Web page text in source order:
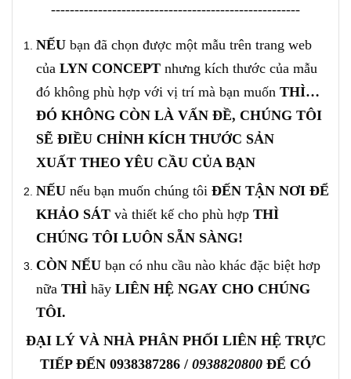
-----------------------------------------------------
NẾU bạn đã chọn được một mẫu trên trang web
của LYN CONCEPT nhưng kích thước của mẫu
đó không phù hợp với vị trí mà bạn muốn THÌ…
ĐÓ KHÔNG CÒN LÀ VẤN ĐỀ, CHÚNG TÔI
SẼ ĐIỀU CHỈNH KÍCH THƯỚC SẢN
XUẤT THEO YÊU CẦU CỦA BẠN
NẾU nếu bạn muốn chúng tôi ĐẾN TẬN NƠI ĐỂ
KHẢO SÁT và thiết kế cho phù hợp THÌ
CHÚNG TÔI LUÔN SẴN SÀNG!
CÒN NẾU bạn có nhu cầu nào khác đặc biệt hơp
nữa THÌ hãy LIÊN HỆ NGAY CHO CHÚNG
TÔI.
ĐẠI LÝ VÀ NHÀ PHÂN PHỐI LIÊN HỆ TRỰC
TIẾP ĐẾN 0938387286 / 0938820800 ĐỂ CÓ